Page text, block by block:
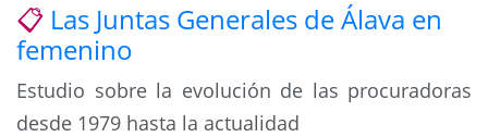
📋 Las Juntas Generales de Álava en
femenino
Estudio sobre la evolución de las procuradoras
desde 1979 hasta la actualidad